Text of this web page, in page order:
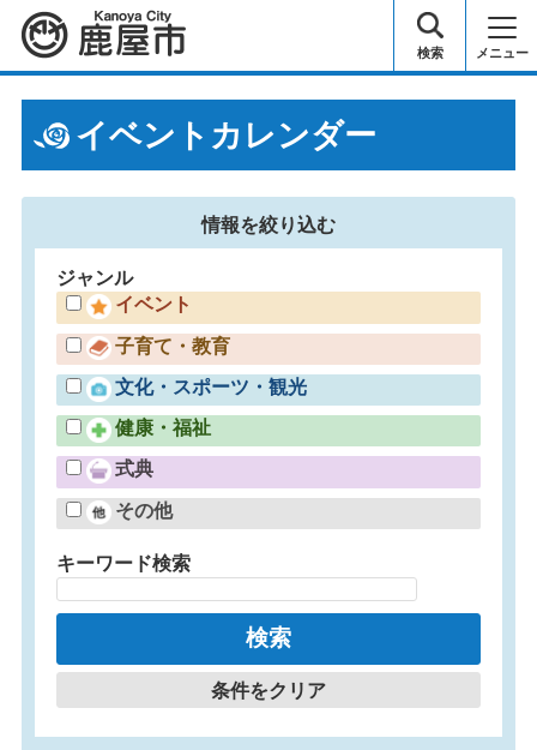
鹿屋市 検索 メニュー
イベントカレンダー
情報を絞り込む
ジャンル
イベント
子育て・教育
文化・スポーツ・観光
健康・福祉
式典
その他
キーワード検索
条件をクリア